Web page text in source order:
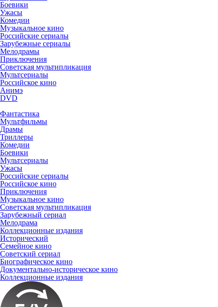
Боевики
Ужасы
Комедии
Музыкальное кино
Российские сериалы
Зарубежные сериалы
Мелодрамы
Приключения
Советская мультипликация
Мультсериалы
Российское кино
Анимэ
DVD
Фантастика
Мультфильмы
Драмы
Триллеры
Комедии
Боевики
Мультсериалы
Ужасы
Российские сериалы
Российское кино
Приключения
Музыкальное кино
Советская мультипликация
Зарубежный сериал
Мелодрама
Коллекционные издания
Исторический
Семейное кино
Советский сериал
Биографическое кино
Документально-историческое кино
Коллекционные издания